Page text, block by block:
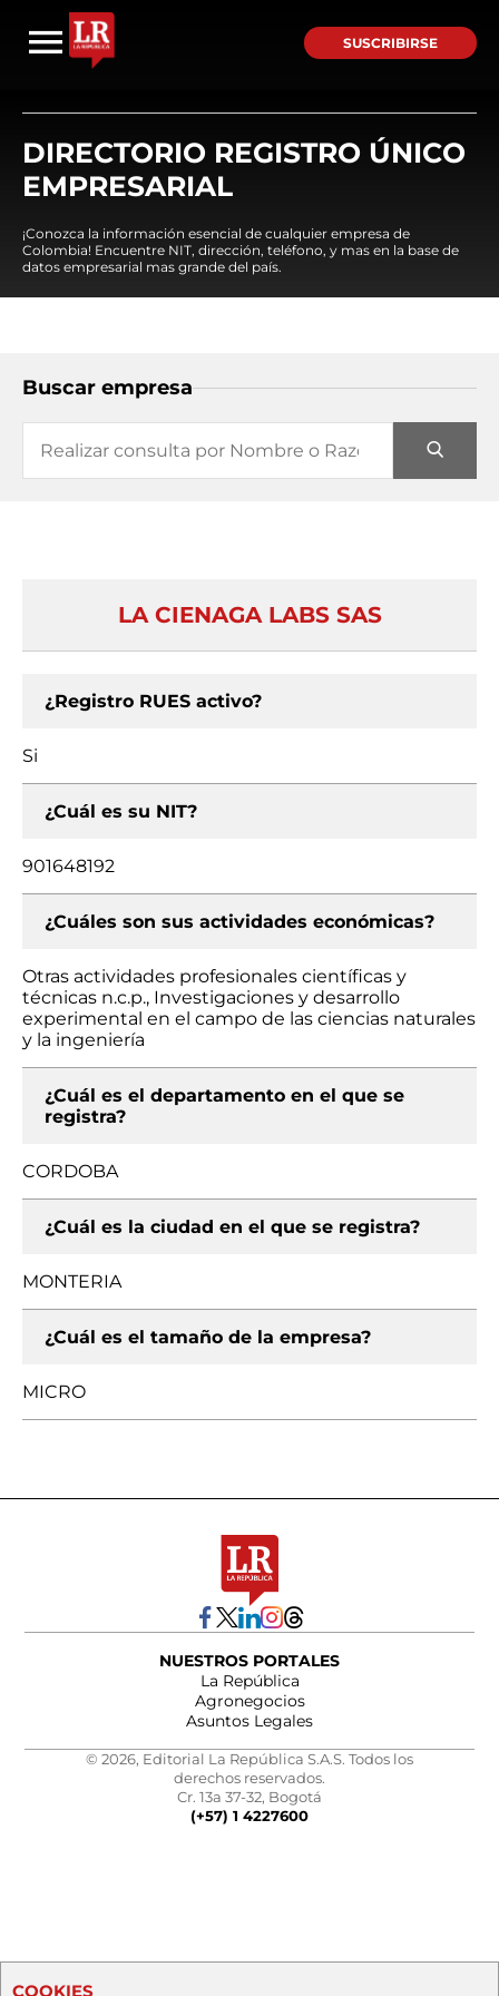
SUSCRIBIRSE
DIRECTORIO REGISTRO ÚNICO
EMPRESARIAL
¡Conozca la información esencial de cualquier empresa de
Colombia! Encuentre NIT, dirección, teléfono, y mas en la base de
datos empresarial mas grande del país.
Buscar empresa
LA CIENAGA LABS SAS
¿Registro RUES activo?
Si
¿Cuál es su NIT?
901648192
¿Cuáles son sus actividades económicas?
Otras actividades profesionales científicas y
técnicas n.c.p., Investigaciones y desarrollo
experimental en el campo de las ciencias naturales
y la ingeniería
¿Cuál es el departamento en el que se
registra?
CORDOBA
¿Cuál es la ciudad en el que se registra?
MONTERIA
¿Cuál es el tamaño de la empresa?
MICRO
NUESTROS PORTALES
La República
Agronegocios
Asuntos Legales
© 2026, Editorial La República S.A.S. Todos los
derechos reservados.
Cr. 13a 37-32, Bogotá
(+57) 1 4227600
COOKIES